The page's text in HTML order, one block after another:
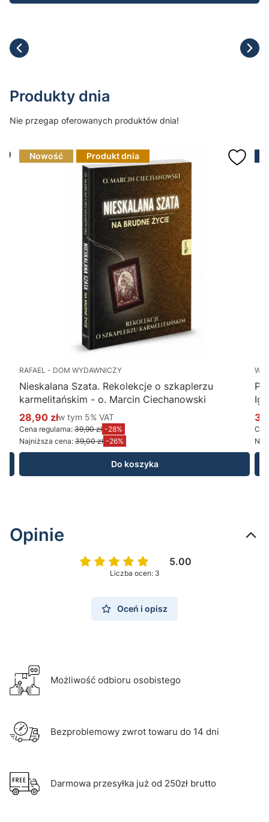
Produkty dnia
Nie przegap oferowanych produktów dnia!
Nowość Produkt dnia
RAFAEL - DOM WYDAWNICZY
Nieskalana Szata. Rekolekcje o szkaplerzu
karmelitańskim - o. Marcin Ciechanowski
Cena promocyjna brutto
28,90 złw tym %s VAT
w tym 5% VAT
Cena regularna: 39,90 zł -28%
Najniższa cena: 39,00 zł -26%
Do koszyka
Opinie
5.00
Liczba ocen: 3
Oceń i opisz
Możliwość odbioru osobistego
Bezproblemowy zwrot towaru do 14 dni
Darmowa przesyłka już od 250zł brutto